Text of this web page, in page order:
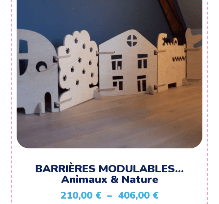
BARRIÈRES MODULABLES…
Animaux & Nature
210,00 € – 406,00 €Plage